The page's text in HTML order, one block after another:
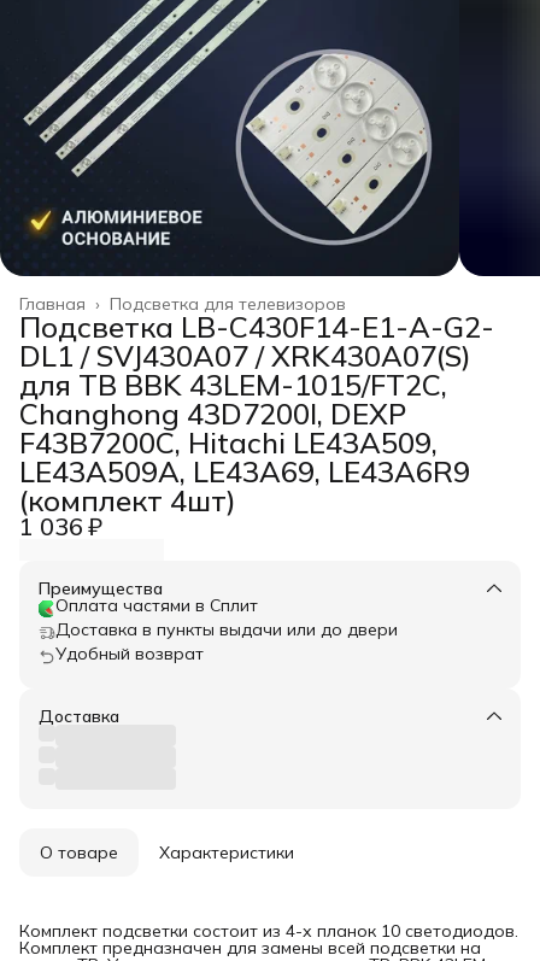
Подсветка для телевизоров
Главная ›
Подсветка LB-C430F14-E1-A-G2-
DL1 / SVJ430A07 / XRK430A07(S)
для ТВ BBK 43LEM-1015/FT2C,
Changhong 43D7200I, DEXP
F43B7200C, Hitachi LE43A509,
LE43A509A, LE43A69, LE43A6R9
(комплект 4шт)
1 036 ₽
Преимущества
Оплата частями в Сплит
Доставка в пункты выдачи или до двери
Удобный возврат
Доставка
О товаре Характеристики
Комплект подсветки состоит из 4-х планок 10 светодиодов.
Комплект предназначен для замены всей подсветки на